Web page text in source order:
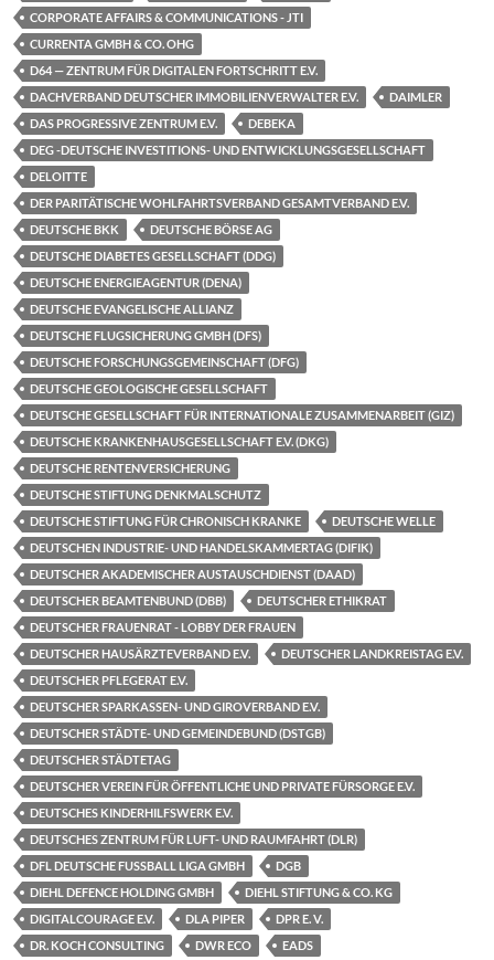
CORPORATE AFFAIRS & COMMUNICATIONS - JTI
CURRENTA GMBH & CO. OHG
D64 — ZENTRUM FÜR DIGITALEN FORTSCHRITT E.V.
DACHVERBAND DEUTSCHER IMMOBILIENVERWALTER E.V.
DAIMLER
DAS PROGRESSIVE ZENTRUM E.V.
DEBEKA
DEG -DEUTSCHE INVESTITIONS- UND ENTWICKLUNGSGESELLSCHAFT
DELOITTE
DER PARITÄTISCHE WOHLFAHRTSVERBAND GESAMTVERBAND E.V.
DEUTSCHE BKK
DEUTSCHE BÖRSE AG
DEUTSCHE DIABETES GESELLSCHAFT (DDG)
DEUTSCHE ENERGIEAGENTUR (DENA)
DEUTSCHE EVANGELISCHE ALLIANZ
DEUTSCHE FLUGSICHERUNG GMBH (DFS)
DEUTSCHE FORSCHUNGSGEMEINSCHAFT (DFG)
DEUTSCHE GEOLOGISCHE GESELLSCHAFT
DEUTSCHE GESELLSCHAFT FÜR INTERNATIONALE ZUSAMMENARBEIT (GIZ)
DEUTSCHE KRANKENHAUSGESELLSCHAFT E.V. (DKG)
DEUTSCHE RENTENVERSICHERUNG
DEUTSCHE STIFTUNG DENKMALSCHUTZ
DEUTSCHE STIFTUNG FÜR CHRONISCH KRANKE
DEUTSCHE WELLE
DEUTSCHEN INDUSTRIE- UND HANDELSKAMMERTAG (DIFIK)
DEUTSCHER AKADEMISCHER AUSTAUSCHDIENST (DAAD)
DEUTSCHER BEAMTENBUND (DBB)
DEUTSCHER ETHIKRAT
DEUTSCHER FRAUENRAT - LOBBY DER FRAUEN
DEUTSCHER HAUSÄRZTEVERBAND E.V.
DEUTSCHER LANDKREISTAG E.V.
DEUTSCHER PFLEGERAT E.V.
DEUTSCHER SPARKASSEN- UND GIROVERBAND E.V.
DEUTSCHER STÄDTE- UND GEMEINDEBUND (DSTGB)
DEUTSCHER STÄDTETAG
DEUTSCHER VEREIN FÜR ÖFFENTLICHE UND PRIVATE FÜRSORGE E.V.
DEUTSCHES KINDERHILFSWERK E.V.
DEUTSCHES ZENTRUM FÜR LUFT- UND RAUMFAHRT (DLR)
DFL DEUTSCHE FUSSBALL LIGA GMBH
DGB
DIEHL DEFENCE HOLDING GMBH
DIEHL STIFTUNG & CO. KG
DIGITALCOURAGE E.V.
DLA PIPER
DPR E. V.
DR. KOCH CONSULTING
DWR ECO EADS